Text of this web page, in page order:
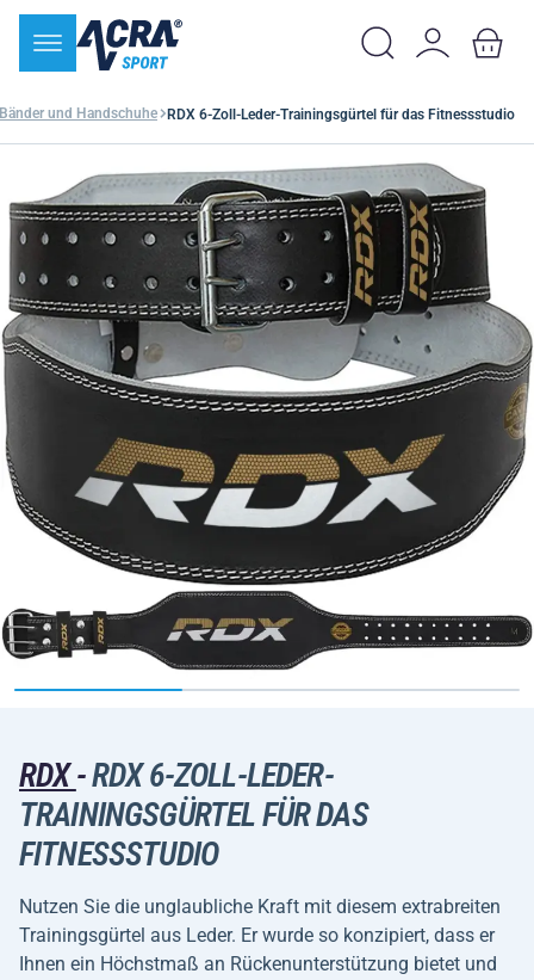
und Handschuhe RDX 6-Zoll-Leder-Trainingsgürtel für das Fitnessstudio
RDX-RDX 6-ZOLL-LEDER-
TRAININGSGÜRTEL FÜR DAS
FITNESSSTUDIO
Nutzen Sie die unglaubliche Kraft mit diesem extrabreiten
Trainingsgürtel aus Leder. Er wurde so konzipiert, dass er
Ihnen ein Höchstmaß an Rückenunterstützung bietet und